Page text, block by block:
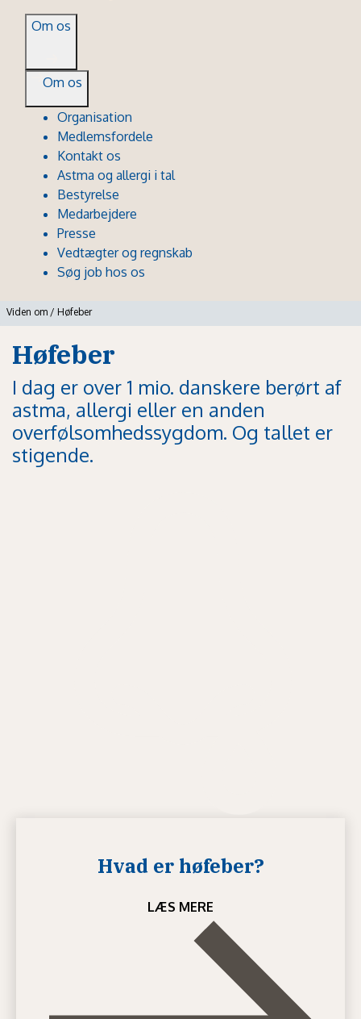
Om os
Om os
Organisation
Medlemsfordele
Kontakt os
Astma og allergi i tal
Bestyrelse
Medarbejdere
Presse
Vedtægter og regnskab
Søg job hos os
Viden om / Høfeber
Høfeber
I dag er over 1 mio. danskere berørt af
astma, allergi eller en anden
overfølsomhedssygdom. Og tallet er
stigende.
Hvad er høfeber?
LÆS MERE